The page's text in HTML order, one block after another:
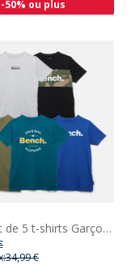
-50% ou plus
Bench lot de 5 t-shirts Garçon Soderb Cobalt/Bleu sarcelle/Gris Chiné/Kaki vert/Noir
34,99 €